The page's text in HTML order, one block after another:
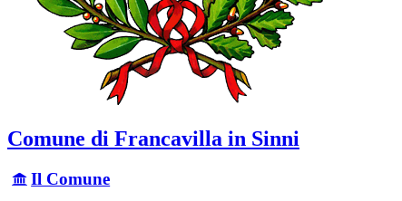
Comune di Francavilla in Sinni
Il Comune